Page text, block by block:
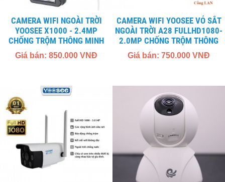
CAMERA WIFI NGOÀI TRỜI
YOOSEE X1000 - 2.4MP
CHỐNG TRỘM THÔNG MINH
Giá bán: 850.000 VNĐ
CAMERA WIFI YOOSEE VỎ SẮT
NGOÀI TRỜI A28 FULLHD1080-
2.0MP CHỐNG TRỘM THÔNG
MINH
Giá bán: 750.000 VNĐ